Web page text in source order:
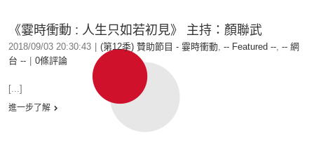
《霎時衝動 : 人生只如若初見》 主持：顏聯武
2018/09/03 20:30:43 (第12季) 贊助節目 - 霎時衝動, -- Featured --, -- 網
台 --
0條評論
[...]
進一步了解